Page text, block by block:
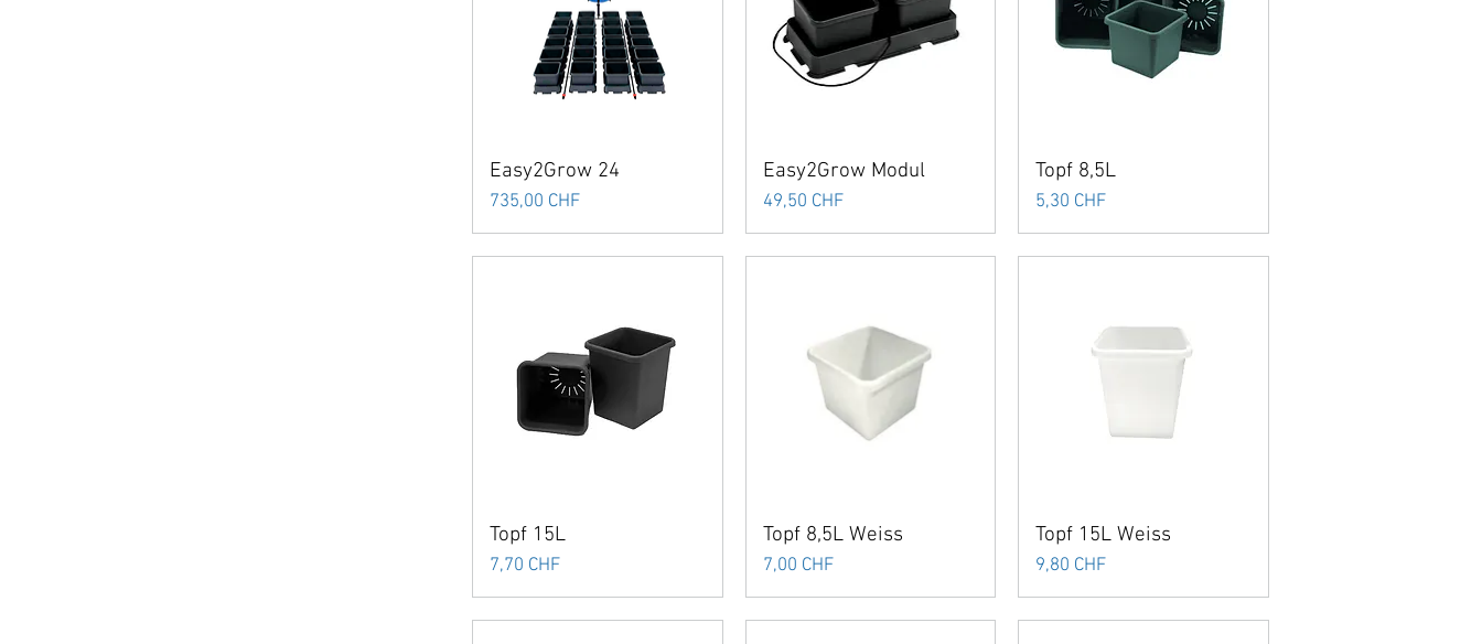
Easy2Grow 24
Preis
735,00 CHF
Easy2Grow Modul
Preis
49,50 CHF
Topf 8,5L
Preis
5,30 CHF
Topf 15L
Preis
7,70 CHF
Topf 8,5L Weiss
Preis
7,00 CHF
Topf 15L Weiss
Preis
9,80 CHF